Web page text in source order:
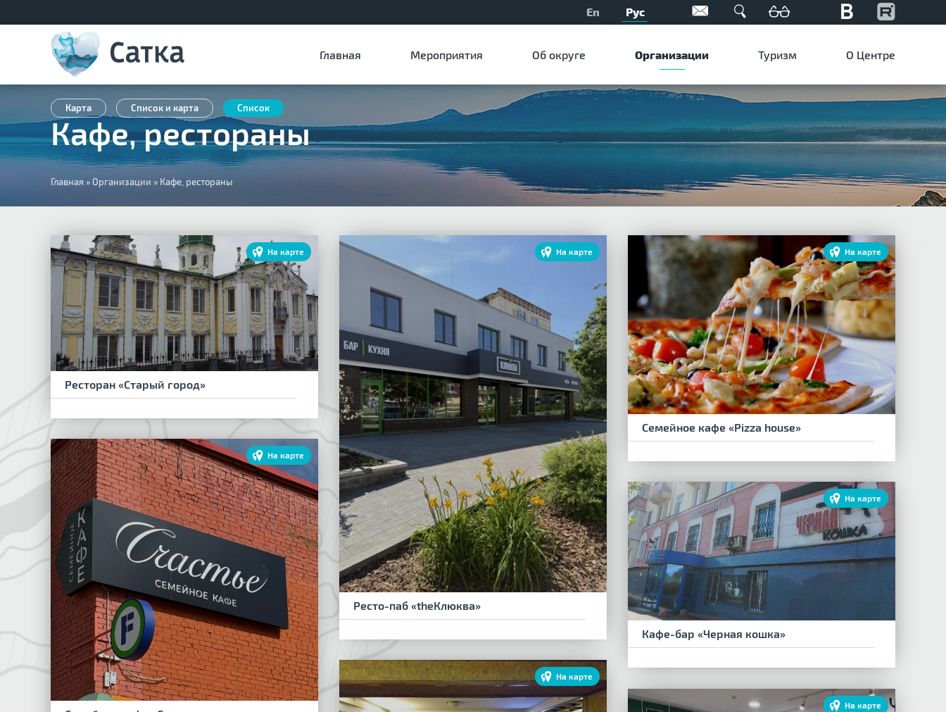
En Рус
Главная Мероприятия Об округе Организации Туризм О Центре
Карта Список и карта Список
Кафе, рестораны
Вы
здесь
Главная »Организации » Кафе, рестораны
На карте
Ресторан «Старый город»
На карте
Ресто-паб «theКлюква»
На карте
Семейное кафе «Pizza house»
На карте
На карте
На карте
Кафе-бар «Черная кошка»
На карте